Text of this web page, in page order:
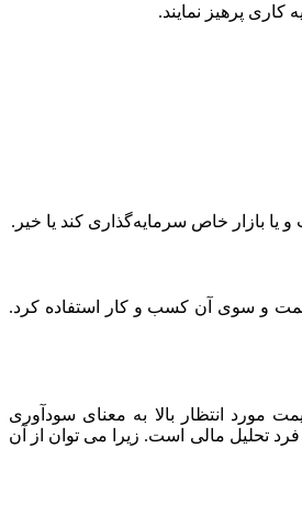
کاری پرهیز نمایند.
یا بازار خاص سرمایه‌گذاری کند یا خیر.
و سوی آن کسب و کار استفاده کرد.
انتظار بالا به معنای سودآوری
فرد تحلیل مالی است. زیرا می توان از آن